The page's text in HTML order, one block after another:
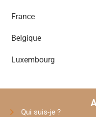
France
Belgique
Luxembourg
Qui suis-je ?